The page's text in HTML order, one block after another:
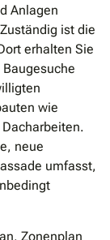
Anlagen
ist die
erhalten Sie
wie
neue
umfasst,
Zonenplan